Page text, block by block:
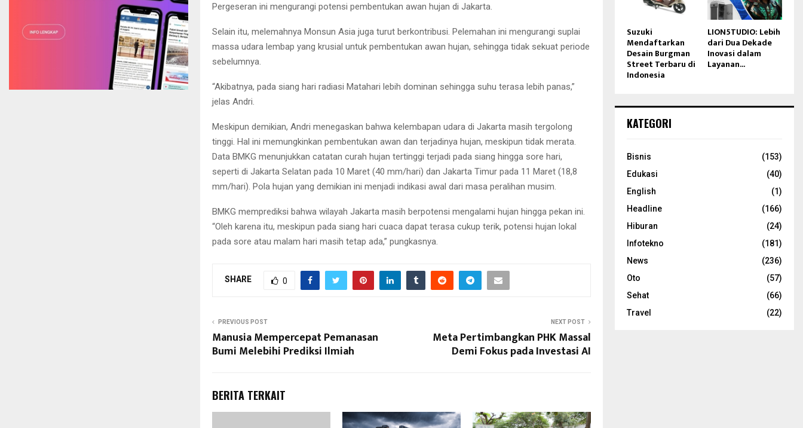
Pergeseran ini mengurangi potensi pembentukan awan hujan di Jakarta.
Selain itu, melemahnya Monsun Asia juga turut berkontribusi. Pelemahan ini mengurangi suplai
massa udara lembap yang krusial untuk pembentukan awan hujan, sehingga tidak sekuat periode
sebelumnya.
“Akibatnya, pada siang hari radiasi Matahari lebih dominan sehingga suhu terasa lebih panas,”
jelas Andri.
Meskipun demikian, Andri menegaskan bahwa kelembapan udara di Jakarta masih tergolong
tinggi. Hal ini memungkinkan pembentukan awan dan terjadinya hujan, meskipun tidak merata.
Data BMKG menunjukkan catatan curah hujan tertinggi terjadi pada siang hingga sore hari,
seperti di Jakarta Selatan pada 10 Maret (40 mm/hari) dan Jakarta Timur pada 11 Maret (18,8
mm/hari). Pola hujan yang demikian ini menjadi indikasi awal dari masa peralihan musim.
BMKG memprediksi bahwa wilayah Jakarta masih berpotensi mengalami hujan hingga pekan ini.
“Oleh karena itu, meskipun pada siang hari cuaca dapat terasa cukup terik, potensi hujan lokal
pada sore atau malam hari masih tetap ada,” pungkasnya.
SHARE 0
PREVIOUS POST
Manusia Mempercepat Pemanasan
Bumi Melebihi Prediksi Ilmiah
NEXT POST
Meta Pertimbangkan PHK Massal
Demi Fokus pada Investasi AI
BERITA TERKAIT
Suzuki
Mendaftarkan
Desain Burgman
Street Terbaru di
Indonesia
LION5TUDIO: Lebih
dari Dua Dekade
Inovasi dalam
Layanan...
KATEGORI
Bisnis
(153)
Edukasi
(40)
English
(1)
Headline
(166)
Hiburan
(24)
Infotekno
(181)
News
(236)
Oto
(57)
Sehat
(66)
Travel
(22)